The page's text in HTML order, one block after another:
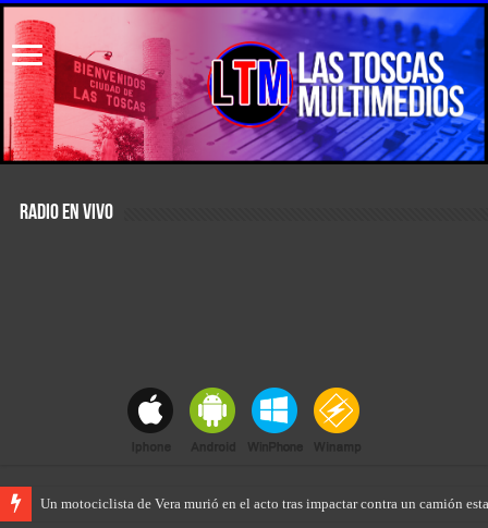
RADIO EN VIVO
“Los Pumas” de San Javier, en una rápida actuación, lograron abortar el